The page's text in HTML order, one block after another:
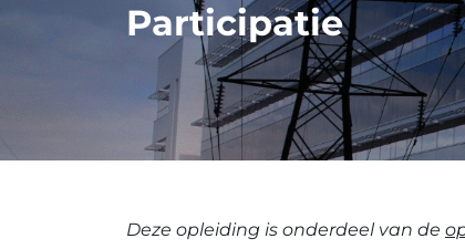
Participatie
Deze opleiding is onderdeel van de